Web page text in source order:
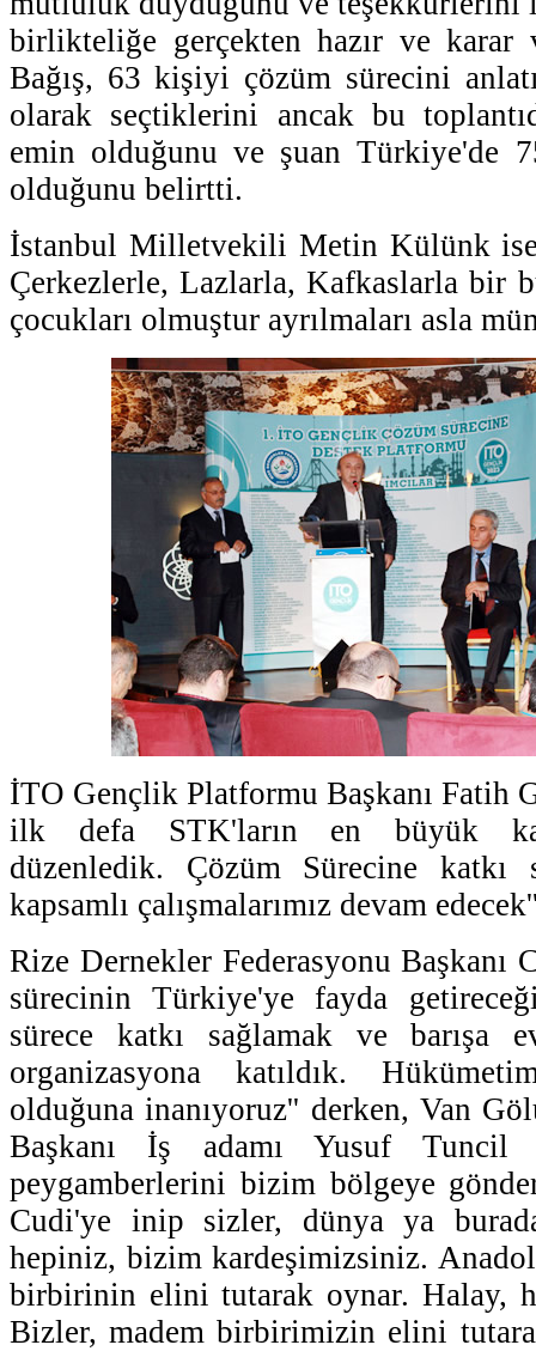
birlikteliğe gerçekten hazır ve karar
Bağış, 63 kişiyi çözüm sürecini
olarak seçtiklerini ancak bu
emin olduğunu ve şuan Türkiye'de
olduğunu belirtti.
İstanbul Milletvekili Metin Külünk
Çerkezlerle, Lazlarla, Kafkaslarla bir
çocukları olmuştur ayrılmaları asla
İTO Gençlik Platformu Başkanı Fatih
ilk defa STK'ların en büyük
düzenledik. Çözüm Sürecine katkı
kapsamlı çalışmalarımız devam
Rize Dernekler Federasyonu Başkanı
sürecinin Türkiye'ye fayda
sürece katkı sağlamak ve barışa
organizasyona katıldık.
olduğuna inanıyoruz'' derken, Van
Başkanı İş adamı Yusuf
peygamberlerini bizim bölgeye
Cudi'ye inip sizler, dünya ya
hepiniz, bizim kardeşimizsiniz.
birbirinin elini tutarak oynar. Halay,
Bizler, madem birbirimizin elini